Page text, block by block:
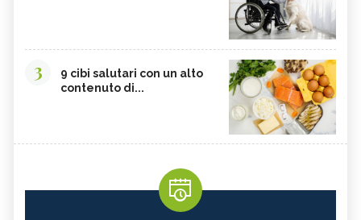
3
9 cibi salutari con un alto
contenuto di...